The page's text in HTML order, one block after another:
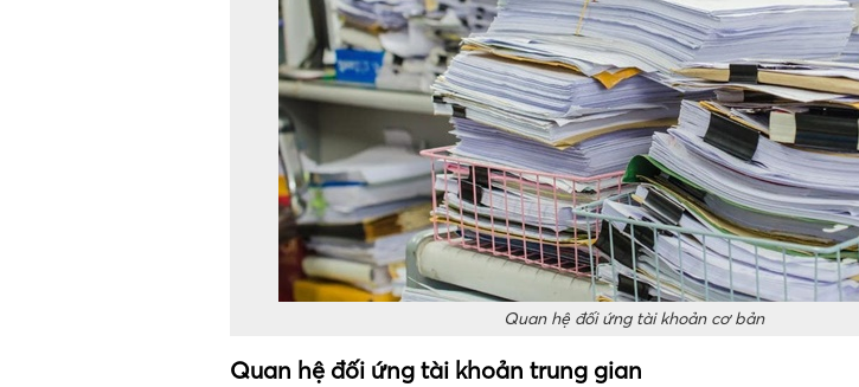
Quan hệ đối ứng tài khoản cơ bản
Quan hệ đối ứng tài khoản trung gian